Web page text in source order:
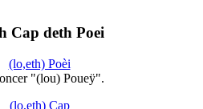
Cap deth Poei
(lo,eth) Poèi
"(lou) Poueÿ".
(lo,eth) Cap